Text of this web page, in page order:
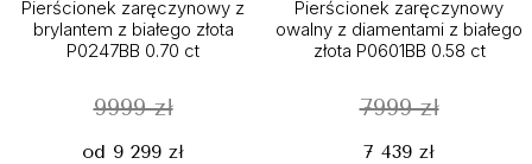
Pierścionek zaręczynowy z
brylantem z białego złota
P0247BB 0.70 ct
9999 zł
od 9 299 zł
Pierścionek zaręczynowy
owalny z diamentami z białego
złota P0601BB 0.58 ct
7999 zł
7 439 zł